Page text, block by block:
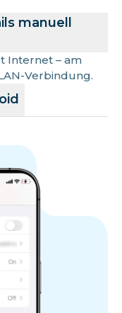
manuell
Internet – am
Verbindung.